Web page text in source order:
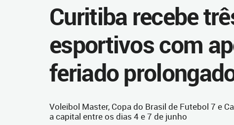
Curitiba recebe
esportivos com
feriado
Voleibol Master, Copa do Brasil de Futebol 7 e
a capital entre os dias 4 e 7 de junho